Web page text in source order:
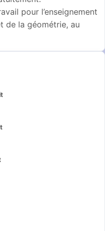
pour l’enseignement
de la géométrie, au